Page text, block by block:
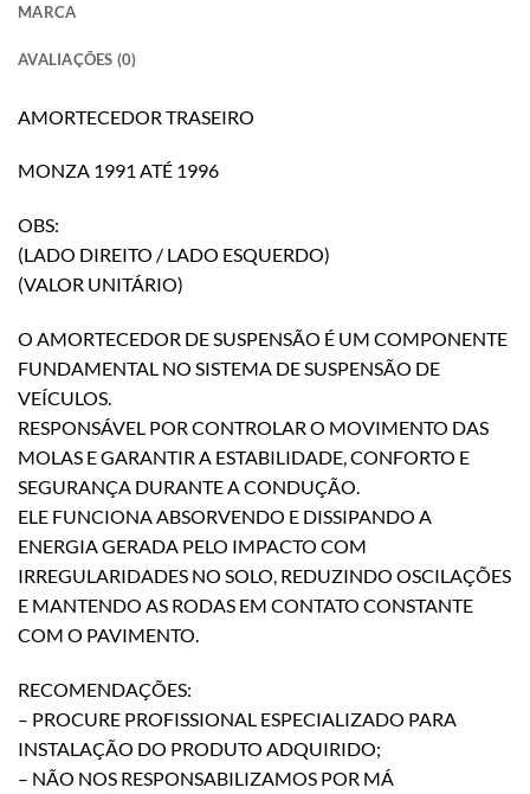
MARCA
AVALIAÇÕES (0)
AMORTECEDOR TRASEIRO
MONZA 1991 ATÉ 1996
OBS:
(LADO DIREITO / LADO ESQUERDO)
(VALOR UNITÁRIO)
O AMORTECEDOR DE SUSPENSÃO É UM COMPONENTE
FUNDAMENTAL NO SISTEMA DE SUSPENSÃO DE
VEÍCULOS.
RESPONSÁVEL POR CONTROLAR O MOVIMENTO DAS
MOLAS E GARANTIR A ESTABILIDADE, CONFORTO E
SEGURANÇA DURANTE A CONDUÇÃO.
ELE FUNCIONA ABSORVENDO E DISSIPANDO A
ENERGIA GERADA PELO IMPACTO COM
IRREGULARIDADES NO SOLO, REDUZINDO OSCILAÇÕES
E MANTENDO AS RODAS EM CONTATO CONSTANTE
COM O PAVIMENTO.
RECOMENDAÇÕES:
– PROCURE PROFISSIONAL ESPECIALIZADO PARA
INSTALAÇÃO DO PRODUTO ADQUIRIDO;
– NÃO NOS RESPONSABILIZAMOS POR MÁ